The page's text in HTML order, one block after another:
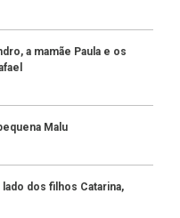
a mamãe Paula e os
Malu
dos filhos Catarina,